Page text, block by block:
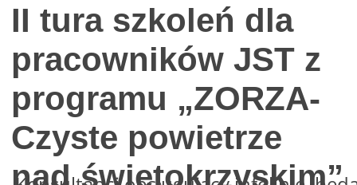
II tura szkoleń dla
pracowników JST z
programu „ZORZA-
Czyste powietrze
nad świętokrzyskim”